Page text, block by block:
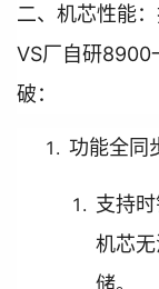
二、机芯性能
VS厂自研8900
破：
功能全同
支持
机芯
储。